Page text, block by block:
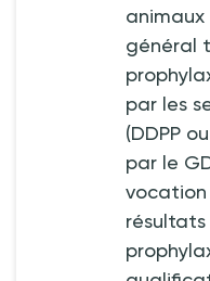
animaux
général
par les
(DDPP
par le
vocation